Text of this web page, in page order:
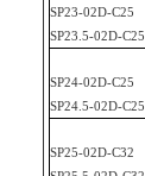
SP23-02D-C25
SP23.5-02D-C25
SP24-02D-C25
SP24.5-02D-C25
SP25-02D-C32